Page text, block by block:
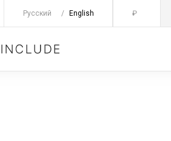
Русский / English ₽